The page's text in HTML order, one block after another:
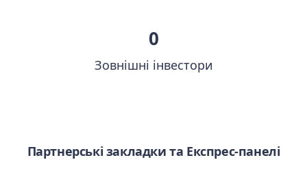
0
Зовнішні інвестори
Партнерські закладки та Експрес-панелі